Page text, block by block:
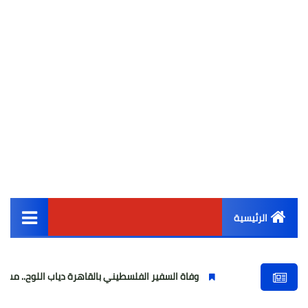
الرئيسية
أخبار مصر
وفاة السفير الفلسطيني بالقاهرة دياب اللوح.. مسيرة وطنية